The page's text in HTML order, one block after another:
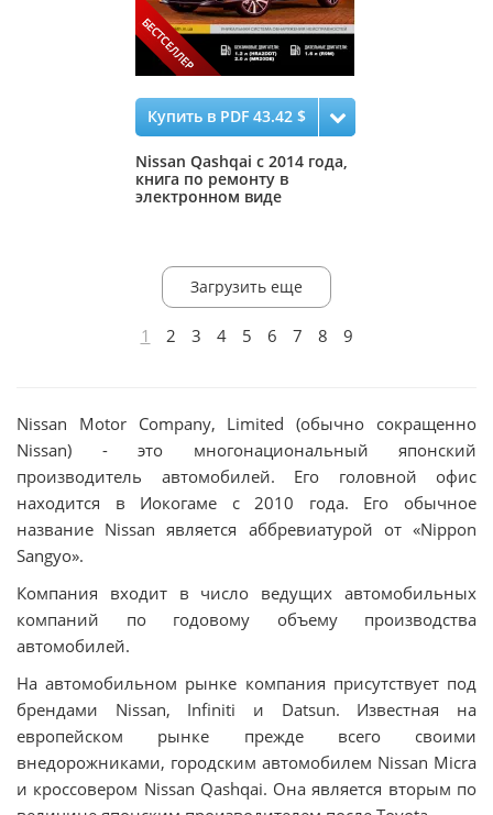
Купить в PDF 43.42 $
Nissan Qashqai с 2014 года,
книга по ремонту в
электронном виде
Загрузить еще
1 2 3 4 5 6 7 8 9
Nissan Motor Company, Limited (обычно сокращенно
Nissan) - это многонациональный японский
производитель автомобилей. Его головной офис
находится в Иокогаме с 2010 года. Его обычное
название Nissan является аббревиатурой от «Nippon
Sangyo».
Компания входит в число ведущих автомобильных
компаний по годовому объему производства
автомобилей.
На автомобильном рынке компания присутствует под
брендами Nissan, Infiniti и Datsun. Известная на
европейском рынке прежде всего своими
внедорожниками, городским автомобилем Nissan Micra
и кроссовером Nissan Qashqai. Она является вторым по